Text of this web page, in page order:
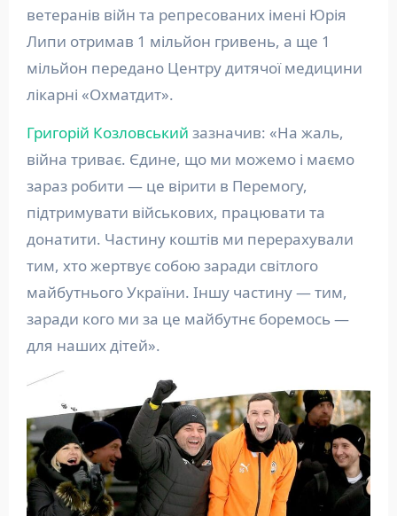
ветеранів війн та репресованих імені Юрія
Липи отримав 1 мільйон гривень, а ще 1
мільйон передано Центру дитячої медицини
лікарні «Охматдит».
Григорій Козловський зазначив: «На жаль,
війна триває. Єдине, що ми можемо і маємо
зараз робити — це вірити в Перемогу,
підтримувати військових, працювати та
донатити. Частину коштів ми перерахували
тим, хто жертвує собою заради світлого
майбутнього України. Іншу частину — тим,
заради кого ми за це майбутнє боремось —
для наших дітей».